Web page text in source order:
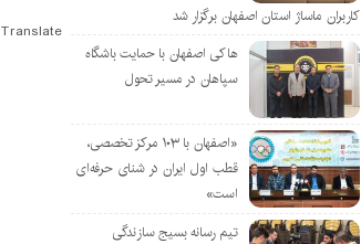
کاربران ماساژ استان اصفهان برگزار شد
هاکی اصفهان با حمایت باشگاه
سپاهان در مسیر تحول
«اصفهان با ۱۰۳ مرکز تخصصی،
قطب اول ایران در شنای حرفه‌ای
است»
تیم رسانه بسیج سازندگی
Translate